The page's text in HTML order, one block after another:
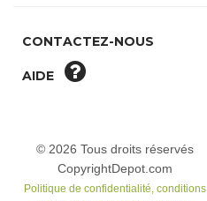
CONTACTEZ-NOUS
AIDE
© 2026 Tous droits réservés
CopyrightDepot.com
Politique de confidentialité, conditions